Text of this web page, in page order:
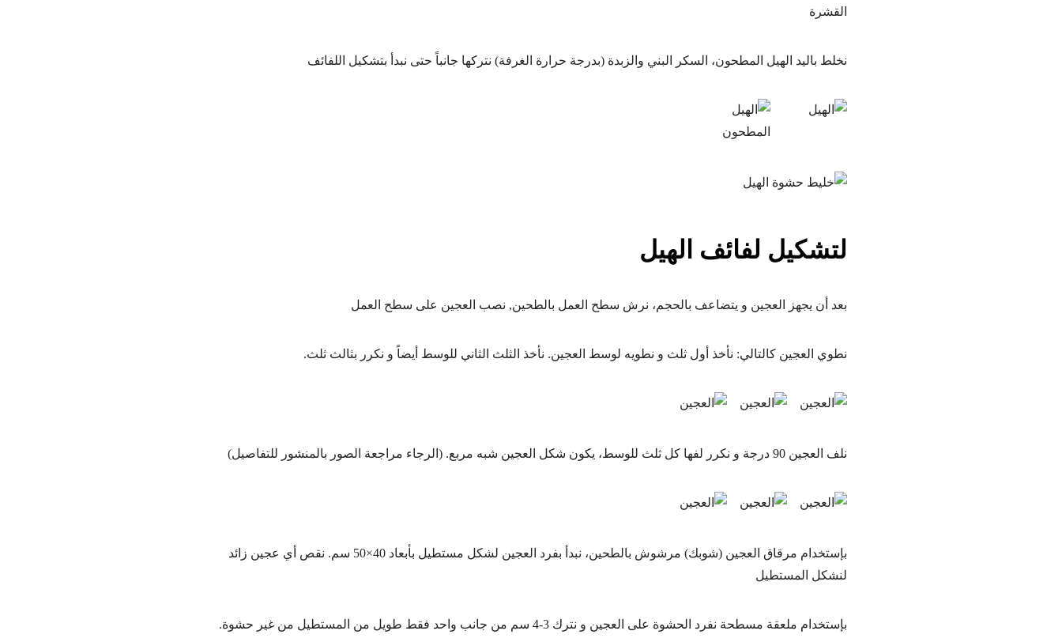
القشرة
نخلط باليد الهيل المطحون، السكر البني والزبدة (بدرجة حرارة الغرفة) نتركها جانباً حتى نبدأ بتشكيل اللفائف
لتشكيل لفائف الهيل
بعد أن يجهز العجين و يتضاعف بالحجم، نرش سطح العمل بالطحين, نصب العجين على سطح العمل
نطوي العجين كالتالي: نأخذ أول ثلث و نطويه لوسط العجين. نأخذ الثلث الثاني للوسط أيضاً و نكرر بثالث ثلث.
نلف العجين 90 درجة و نكرر لفها كل ثلث للوسط، يكون شكل العجين شبه مربع. (الرجاء مراجعة الصور بالمنشور للتفاصيل)
بإستخدام مرقاق العجين (شوبك) مرشوش بالطحين، نبدأ بفرد العجين لشكل مستطيل بأبعاد 40×50 سم. نقص أي عجين زائد
لنشكل المستطيل
بإستخدام ملعقة مسطحة نفرد الحشوة على العجين و نترك 3-4 سم من جانب واحد فقط طويل من المستطيل من غير حشوة.